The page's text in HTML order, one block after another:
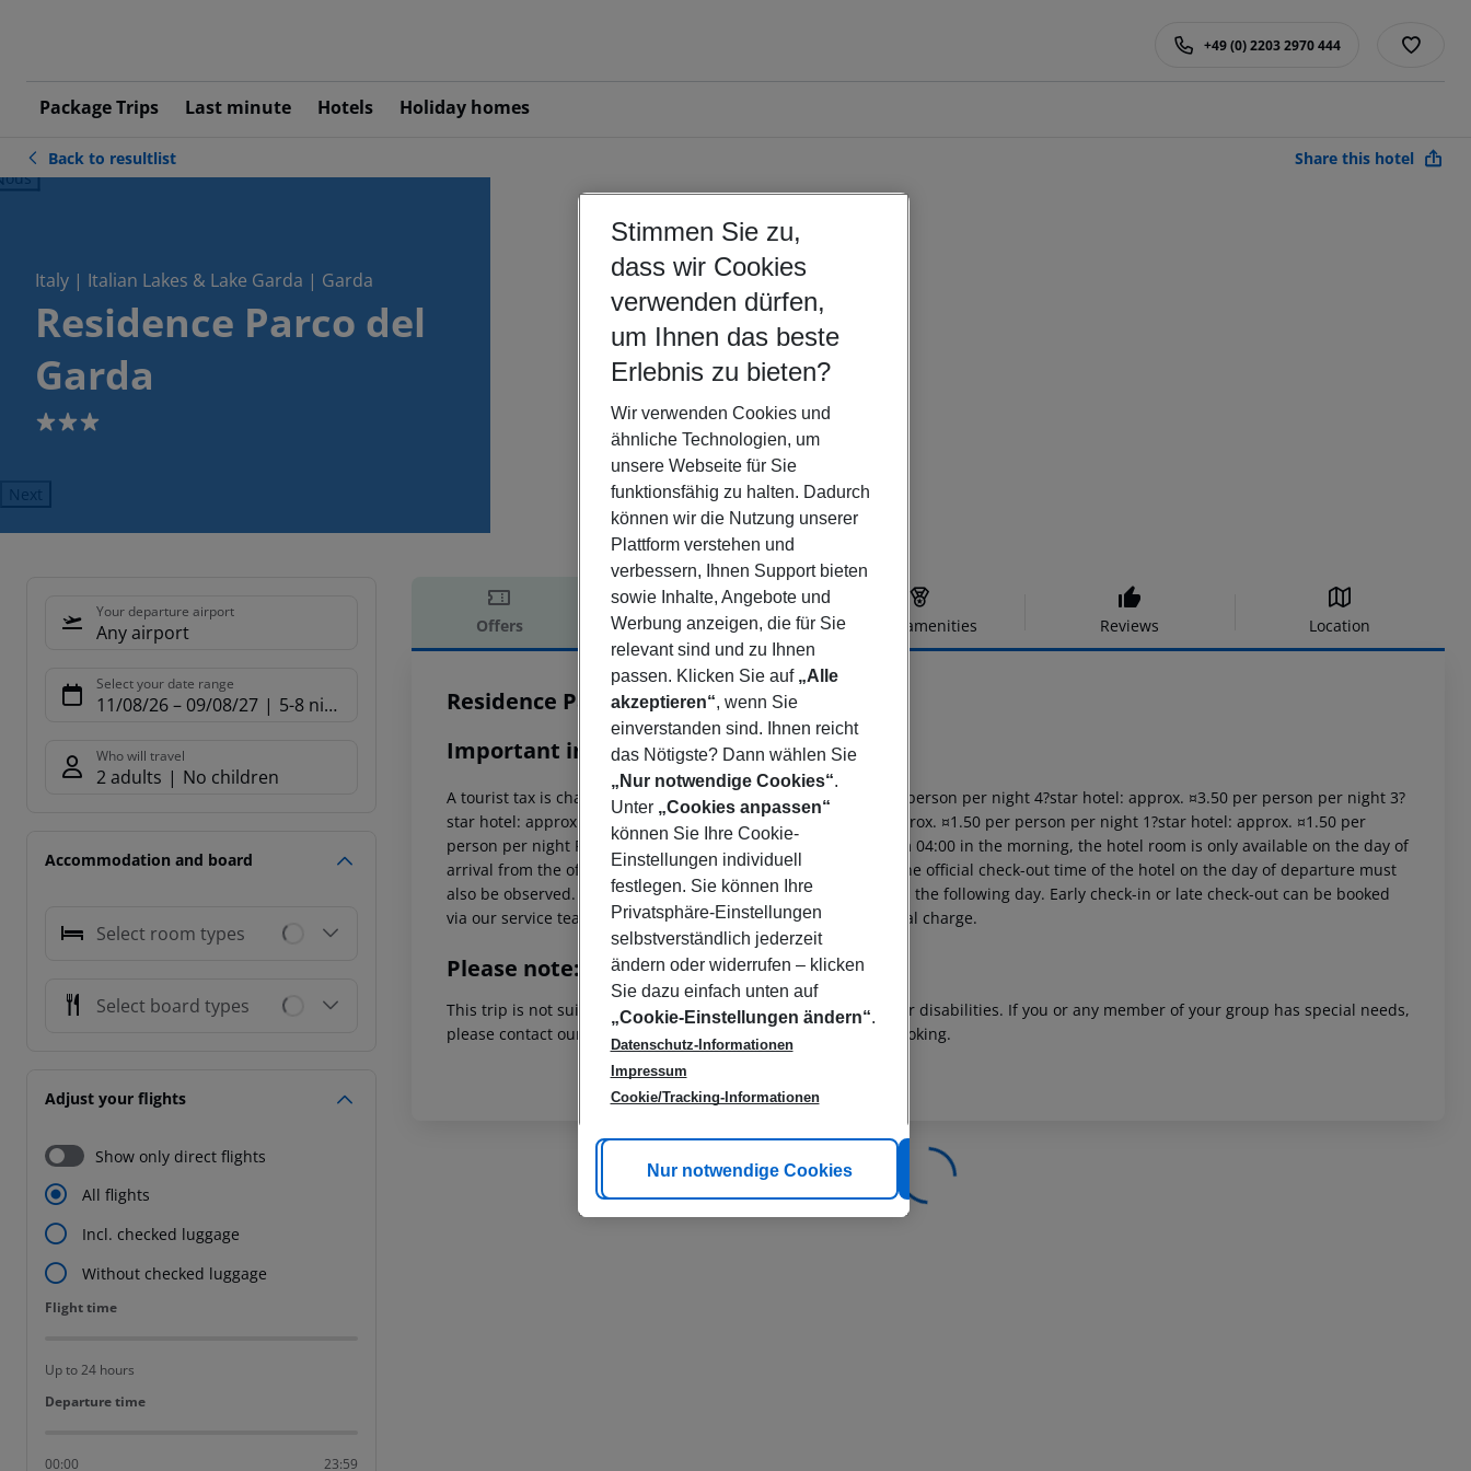
Package Trips Last minute Hotels Holiday homes
+49 (0) 2203 2970 444
Back to resultlist Share this hotel
Italy | Italian Lakes & Lake Garda | Garda
Residence Parco del
Garda
3
Next
Your departure airport
Any airport
Select your date range
11/08/26– 09/08/27 5-8 nights
Who will travel
2 adults No children
Accommodation and board
Select room types
Select board types
Adjust your flights
Show only direct flights
All flights
Incl. checked luggage
Without checked luggage
Flight time
Flight time
Up to 24 hours
Departure time
Departure time
00:00 23:59
Offers Offer description Hotel amenities Reviews Location
Offer description
Residence Parco del Garda
3
Important info
A tourist tax is charged on site: 5?star hotel: approx. ¤4.50 per person per night 4?star hotel: approx. ¤3.50 per person per night 3?
star hotel: approx. ¤2.50 per person per night 2?star hotel: approx. ¤1.50 per person per night 1?star hotel: approx. ¤1.50 per
person per night For scheduled arrivals at the destination from 04:00 in the morning, the hotel room is only available on the day of
arrival from the official check-in time of the respective hotel. The official check-out time of the hotel on the day of departure must
also be observed. This includes return flights until 3.00 a.m. on the following day. Early check-in or late check-out can be booked
via our service team, subject to availability and for an additional charge.
Please note:
This trip is not suitable for passengers with reduced mobility or disabilities. If you or any member of your group has special needs,
please contact our customer service before confirming your booking.
Stimmen Sie zu,
dass wir Cookies
verwenden dürfen,
um Ihnen das beste
Erlebnis zu bieten?
Wir verwenden Cookies und
ähnliche Technologien, um
unsere Webseite für Sie
funktionsfähig zu halten. Dadurch
können wir die Nutzung unserer
Plattform verstehen und
verbessern, Ihnen Support bieten
sowie Inhalte, Angebote und
Werbung anzeigen, die für Sie
relevant sind und zu Ihnen
passen. Klicken Sie auf „Alle
akzeptieren“, wenn Sie
einverstanden sind. Ihnen reicht
das Nötigste? Dann wählen Sie
„Nur notwendige Cookies“.
Unter „Cookies anpassen“
können Sie Ihre Cookie-
Einstellungen individuell
festlegen. Sie können Ihre
Privatsphäre-Einstellungen
selbstverständlich jederzeit
ändern oder widerrufen – klicken
Sie dazu einfach unten auf
„Cookie-Einstellungen ändern“.
Datenschutz-Informationen
Impressum
Cookie/Tracking-Informationen
Cookie anpassen
Nur notwendige Cookies Alle akzeptieren